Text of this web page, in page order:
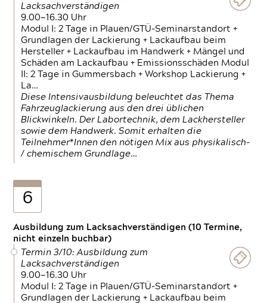
Lacksachverständigen
9.00—16.30 Uhr
Modul I: 2 Tage in Plauen/GTÜ-Seminarstandort +
Grundlagen der Lackierung + Lackaufbau beim
Hersteller + Lackaufbau im Handwerk + Mängel und
Schäden am Lackaufbau + Emissionsschäden Modul
II: 2 Tage in Gummersbach + Workshop Lackierung +
La…
Diese Intensivausbildung beleuchtet das Thema
Fahrzeuglackierung aus den drei üblichen
Blickwinkeln. Der Labortechnik, dem Lackhersteller
sowie dem Handwerk. Somit erhalten die
Teilnehmer*Innen den nötigen Mix aus physikalisch-
/ chemischem Grundlage…
6
Ausbildung zum Lacksachverständigen (10 Termine,
nicht einzeln buchbar)
Termin 3/10: Ausbildung zum
Lacksachverständigen
9.00—16.30 Uhr
Modul I: 2 Tage in Plauen/GTÜ-Seminarstandort +
Grundlagen der Lackierung + Lackaufbau beim